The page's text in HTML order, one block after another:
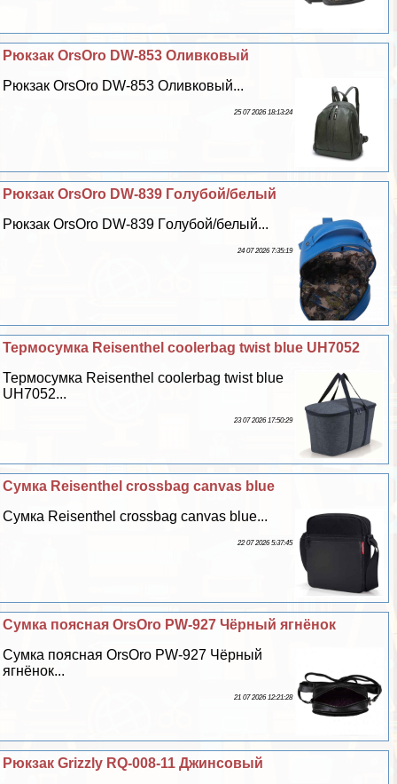
Рюкзак OrsOro DW-853 Оливковый
Рюкзак OrsOro DW-853 Оливковый...
25 07 2026 18:13:24
Рюкзак OrsOro DW-839 Гoлyбой/белый
Рюкзак OrsOro DW-839 Гoлyбой/белый...
24 07 2026 7:35:19
Термосумка Reisenthel coolerbag twist blue UH7052
Термосумка Reisenthel coolerbag twist blue
UH7052...
23 07 2026 17:50:29
Сумка Reisenthel crossbag canvas blue
Сумка Reisenthel crossbag canvas blue...
22 07 2026 5:37:45
Сумка поясная OrsOro PW-927 Чёрный ягнёнок
Сумка поясная OrsOro PW-927 Чёрный
ягнёнок...
21 07 2026 12:21:28
Рюкзак Grizzly RQ-008-11 Джинсовый